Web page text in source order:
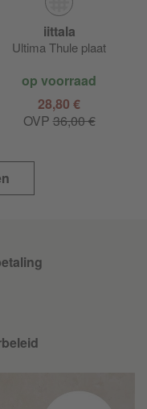
iittala
Ultima Thule plaat
op voorraad
28,80 €
OVP36,00 €